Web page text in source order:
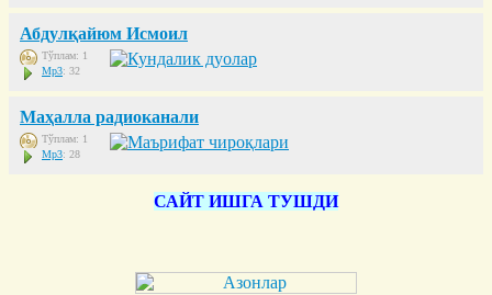
Абдулқайюм Исмоил
Тўплам: 1
Mp3: 32
Маҳалла радиоканали
Тўплам: 1
Mp3: 28
САЙТ ИШГА ТУШДИ